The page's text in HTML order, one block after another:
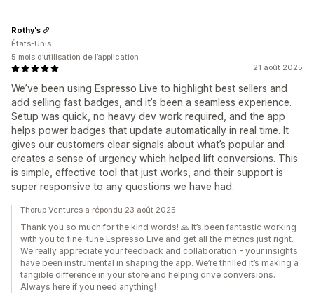
21 août 2025
We’ve been using Espresso Live to highlight best sellers and
add selling fast badges, and it’s been a seamless experience.
Setup was quick, no heavy dev work required, and the app
helps power badges that update automatically in real time. It
gives our customers clear signals about what’s popular and
creates a sense of urgency which helped lift conversions. This
is simple, effective tool that just works, and their support is
super responsive to any questions we have had.
Rothy's
États-Unis
5 mois d’utilisation de l’application
Thorup Ventures a répondu 23 août 2025
Thank you so much for the kind words! 🙏 It’s been fantastic working
with you to fine-tune Espresso Live and get all the metrics just right.
We really appreciate your feedback and collaboration - your insights
have been instrumental in shaping the app. We’re thrilled it’s making a
tangible difference in your store and helping drive conversions.
Always here if you need anything!